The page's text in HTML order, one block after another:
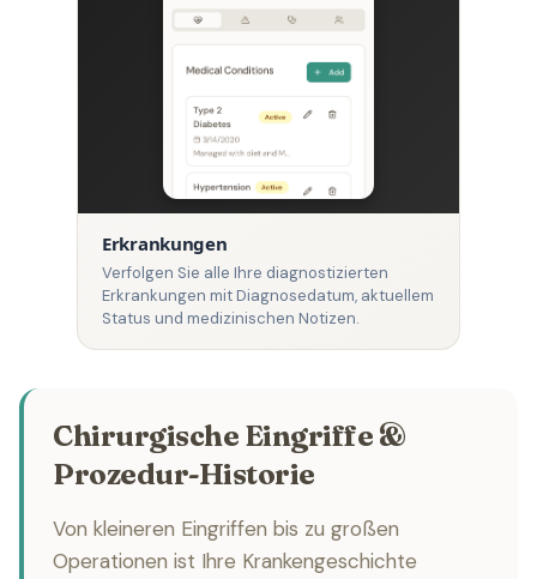
Erkrankungen
Verfolgen Sie alle Ihre diagnostizierten
Erkrankungen mit Diagnosedatum, aktuellem
Status und medizinischen Notizen.
Chirurgische Eingriffe &
Prozedur-Historie
Von kleineren Eingriffen bis zu großen
Operationen ist Ihre Krankengeschichte